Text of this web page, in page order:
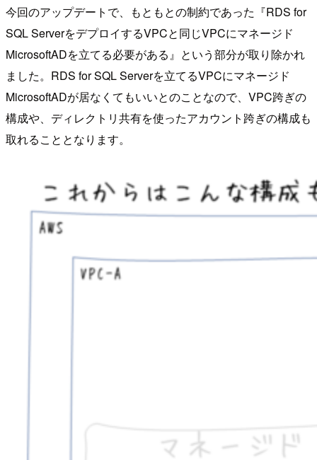
今回のアップデートで、もともとの制約であった『RDS for
SQL ServerをデプロイするVPCと同じVPCにマネージド
MicrosoftADを立てる必要がある』という部分が取り除かれ
ました。RDS for SQL Serverを立てるVPCにマネージド
MicrosoftADが居なくてもいいとのことなので、VPC跨ぎの
構成や、ディレクトリ共有を使ったアカウント跨ぎの構成も
取れることとなります。